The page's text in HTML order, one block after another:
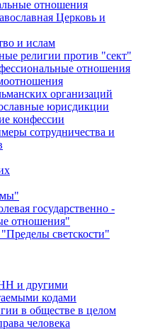
отношения
Церковь и
и ислам
религии против "сект"
отношения
организаций
юрисдикции
конфессии
сотрудничества и
государственно -
отношения"
светскости"
и другими
кодами
в обществе в целом
человека